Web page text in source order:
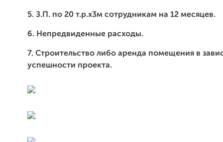
5. З.П. по 20 т.р.х3м сотрудникам на 12 месяцев.
6. Непредвиденные расходы.
7. Строительство либо аренда помещения в
успешности проекта.